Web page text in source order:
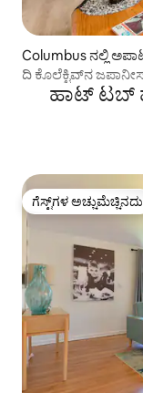
Columbus ನಲ್ಲಿ
ದಿ ಕೊಲೆಕ್ಟಿವ್‌ನ
ಹಾಟ್ ಟಬ್
ಗೆಸ್ಟ್‌ಗಳ ಅಚ್ಚುಮೆಚ್ಚಿನದು
ಗೆಸ್ಟ್‌ಗಳ ಅಚ್ಚುಮೆಚ್ಚಿನದು